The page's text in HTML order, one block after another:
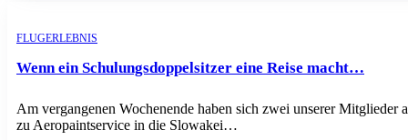
FLUGERLEBNIS
Wenn ein Schulungsdoppelsitzer eine Reise macht…
Am vergangenen Wochenende haben sich zwei unserer Mitglieder
zu Aeropaintservice in die Slowakei…